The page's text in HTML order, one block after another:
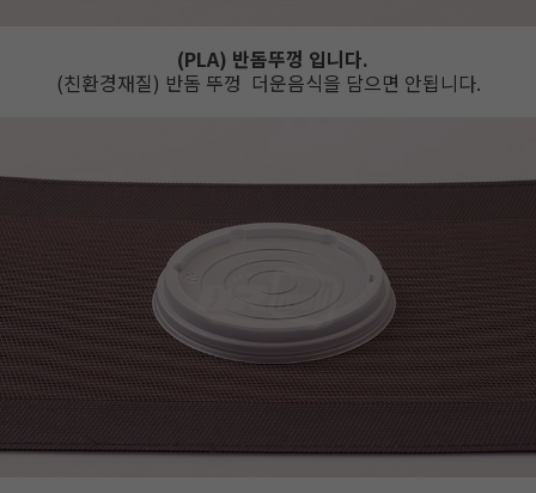
(PLA) 반돔뚜껑 입니다.
(친환경재질) 반돔 뚜껑 더운음식을 담으면 안됩니다.